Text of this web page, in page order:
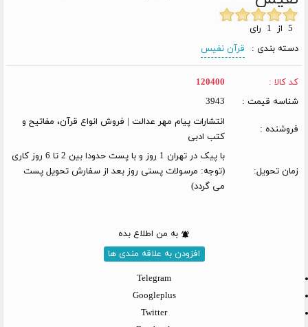
دسته بندی :
قرآن نفیس
کد کالا :
120400
شناسه قیمت :
3943
فروشنده :
انتشارات پیام مهر عدالت | فروش انواع قرآن، مفاتیح و
کتب ادبی
زمان تحویل:
با پیک در تهران 1 روز و با پست حدودا بین 2 تا 6 روز کاری
(توجه: مرسولات پستی روز بعد از سفارش تحویل پست
می گردد)
به من اطلاع بده
افزودن به علاقه مندی ها
Telegram
Googleplus
Twitter